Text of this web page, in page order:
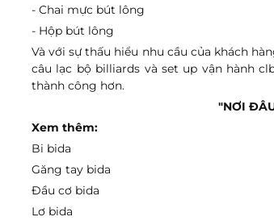
- Chai mực bút lông
- Hộp bút lông
Và với sự thấu hiểu nhu cầu của khách
câu lạc bộ billiards và set up vận hành
thành công hơn.
"NƠI
Xem thêm:
Bi bida
Găng tay bida
Đầu cơ bida
Lơ bida